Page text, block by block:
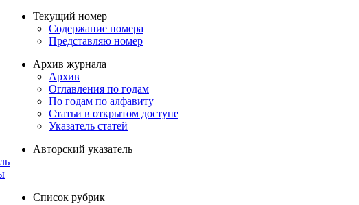
Текущий номер
Содержание номера
Представляю номер
Архив журнала
Архив
Оглавления по годам
По годам по алфавиту
Статьи в открытом доступе
Указатель статей
Авторский указатель
Список рубрик